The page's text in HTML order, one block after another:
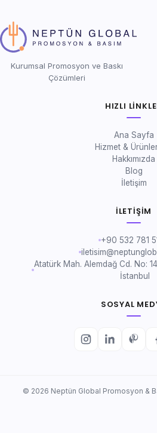
Kurumsal Promosyon ve Baskı
Çözümleri
HIZLI
Ana Sayfa
Hizmet &
Hakkımızda
Blog
İletişim
İLETIŞIM
+90 532 781
Atatürk Mah. Alemdağ Cd. No:
İstanbul
SOSYAL
© 2026 Neptün Global Promosyon &